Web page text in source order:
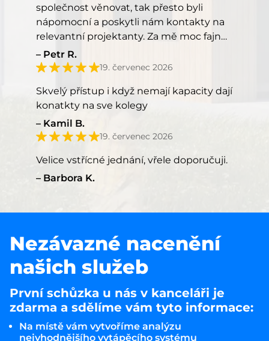
společnost věnovat, tak přesto byli
nápomocní a poskytli nám kontakty na
relevantní projektanty. Za mě moc fajn
přístup, kéž by takový přístup měli
všichni.
Petr R.
19. červenec 2026
Skvelý přístup i když nemají kapacity dají
konatkty na sve kolegy
Kamil B.
19. červenec 2026
Velice vstřícné jednání, vřele doporučuji.
Barbora K.
Nezávazné nacenění
našich služeb
První schůzka u nás v kanceláři je
zdarma a sdělíme vám tyto informace:
Na místě vám vytvoříme analýzu
nejvhodnějšího vytápěcího systému